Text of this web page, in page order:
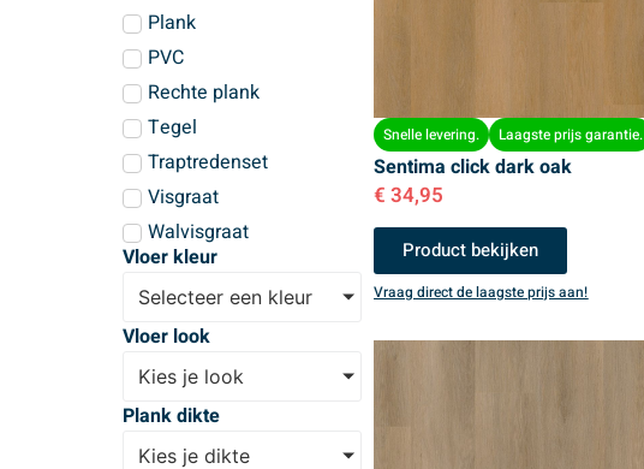
Plank
PVC
Rechte plank
Tegel
Traptredenset
Visgraat
Walvisgraat
Vloer kleur
Selecteer een kleur
Vloer look
Kies je look
Plank dikte
Kies je dikte
Snelle levering. Laagste prijs garantie.
Sentima click dark oak
€ 34,95
Product bekijken
Vraag direct de laagste prijs aan!